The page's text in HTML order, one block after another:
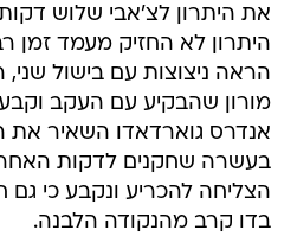
את היתרון לצ'אבי שלוש
היתרון לא החזיק מעמד זמן
הראה ניצוצות עם בישול
אנדרס גוארדאדו השאיר את
בעשרה שחקנים לדקות
הצליחה להכריע ונקבע כי גם
בדו קרב מהנקודה הלבנה.